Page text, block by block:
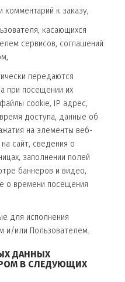
комментарий к заказу,
касающихся
сервисов, соглашений
передаются
при посещении их
cookie, IP адрес,
доступа, данные об
на элементы веб-
сайт, сведения о
заполнении полей
баннеров и видео,
о времени посещения
для исполнения
и/или Пользователем.
ДАННЫХ
В СЛЕДУЮЩИХ